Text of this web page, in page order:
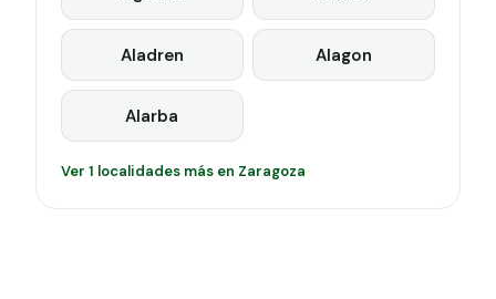
Aladren Alagon
Alarba
Ver 1 localidades más en Zaragoza